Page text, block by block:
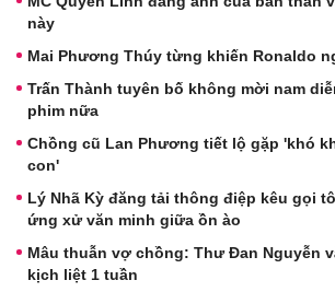
này
Mai Phương Thúy từng khiến Ronaldo
Trấn Thành tuyên bố không mời nam
phim nữa
Chồng cũ Lan Phương tiết lộ gặp 'khó
con'
Lý Nhã Kỳ đăng tải thông điệp kêu gọi
ứng xử văn minh giữa ồn ào
Mâu thuẫn vợ chồng: Thư Đan Nguyễn
kịch liệt 1 tuần